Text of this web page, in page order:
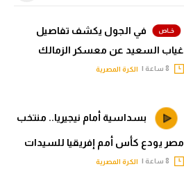
في الجول يكشف تفاصيل
غياب السعيد عن معسكر الزمالك
الكرة المصرية
بسداسية أمام نيجيريا.. منتخب
مصر يودع كأس أمم إفريقيا للسيدات
الكرة المصرية